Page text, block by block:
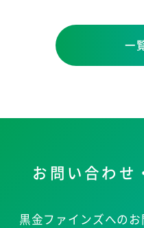
一
お問い合わせ
黒金ファインズへの